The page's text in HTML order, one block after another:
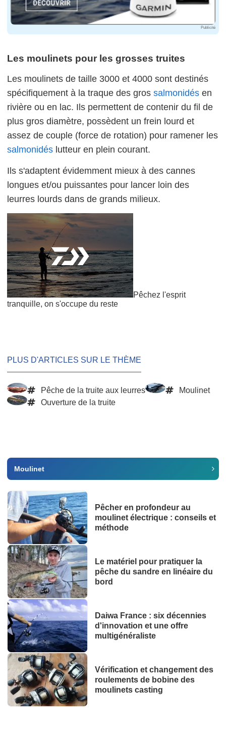
Publicité
Les moulinets pour les grosses truites
Les moulinets de taille 3000 et 4000 sont destinés
spécifiquement à la traque des gros salmonidés en
rivière ou en lac. Ils permettent de contenir du fil de
plus gros diamètre, possèdent un frein lourd et
assez de couple (force de rotation) pour ramener les
salmonidés lutteur en plein courant.
Ils s'adaptent évidemment mieux à des cannes
longues et/ou puissantes pour lancer loin des
leurres lourds dans de grands milieux.
Pêchez l'esprit
tranquille, on s'occupe du reste
PLUS D'ARTICLES SUR LE THÈME
Pêche de la truite aux leurres
Moulinet
Ouverture de la truite
Moulinet
Pêcher en profondeur au
moulinet électrique : conseils et
méthode
Le matériel pour pratiquer la
pêche du sandre en linéaire du
bord
Daiwa France : six décennies
d'innovation et une offre
multigénéraliste
Vérification et changement des
roulements de bobine des
moulinets casting